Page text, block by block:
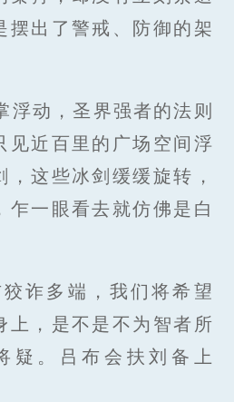
摆出了警戒、防御的架
浮动，圣界强者的法则
见近百里的广场空间浮
这些冰剑缓缓旋转，
乍一眼看去就仿佛是白
诈多端，我们将希望
上，是不是不为智者所
疑。吕布会扶刘备上